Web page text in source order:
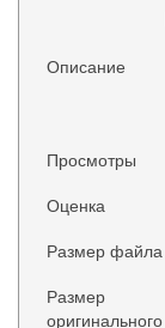
Описание
Просмотры
Оценка
Размер файла
Размер
оригинального